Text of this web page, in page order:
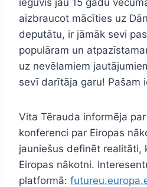
aizbraucot mācīties uz
deputātu, ir jāmāk sevi
populāram un
uz nevēlamiem
sevī darītāja garu! Pašam
Vita Tērauda informēja
konferenci par Eiropas
jauniešus definēt realitāti,
Eiropas nākotni.
platformā: